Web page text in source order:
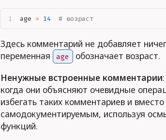
age = 14
  # возраст
Здесь комментарий не добавляет
переменная
age обозначает возраст.
Ненужные встроенные комментарии
когда они объясняют очевидные
избегать таких комментариев и
самодокументируемым, используя
функций.